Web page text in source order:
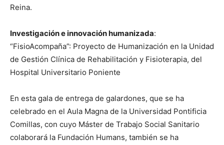
Reina.
Investigación e innovación humanizada:
“FisioAcompaña”: Proyecto de Humanización en la Unidad
de Gestión Clínica de Rehabilitación y Fisioterapia, del
Hospital Universitario Poniente
En esta gala de entrega de galardones, que se ha
celebrado en el Aula Magna de la Universidad Pontificia
Comillas, con cuyo Máster de Trabajo Social Sanitario
colaborará la Fundación Humans, también se ha